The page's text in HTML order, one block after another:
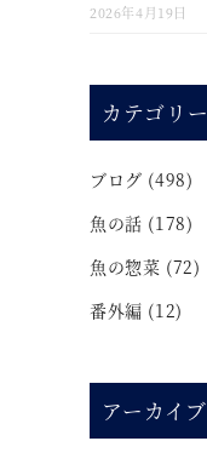
2026年4月19日
カテゴリー
ブログ (498)
魚の話 (178)
魚の惣菜 (72)
番外編 (12)
アーカイブ